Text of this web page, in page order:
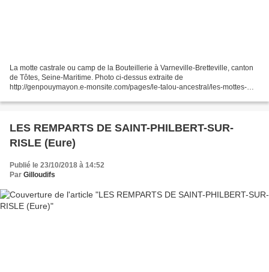
La motte castrale ou camp de la Bouteillerie à Varneville-Bretteville, canton
de Tôtes, Seine-Maritime. Photo ci-dessus extraite de
http://genpouymayon.e-monsite.com/pages/le-talou-ancestral/les-mottes-
LES REMPARTS DE SAINT-PHILBERT-SUR-
RISLE (Eure)
Publié le 23/10/2018 à 14:52
Par Gilloudifs